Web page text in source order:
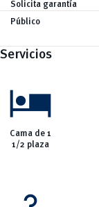
Noticias
vertical_align_bottom
Solicita garantía
Público
Servicios
hotel
Cama de 1
1/2 plaza